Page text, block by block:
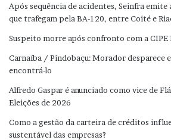
Após sequência de acidentes, Seinfra
que trafegam pela BA-120, entre Coité e
Suspeito morre após confronto com a
Carnaíba / Pindobaçu: Morador desparece
encontrá-lo
Alfredo Gaspar é anunciado como vice de
Eleições de 2026
Como a gestão da carteira de créditos
sustentável das empresas?